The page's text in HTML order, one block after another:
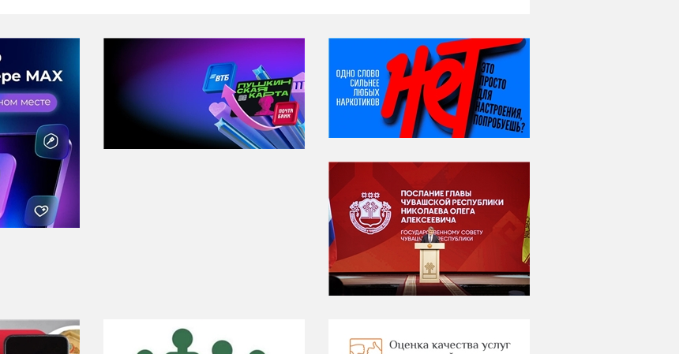
НИ ДНЯ БЕЗ ДАТЫ...
08 августа
ВСЕМИРНЫЙ ДЕНЬ
КОШЕК